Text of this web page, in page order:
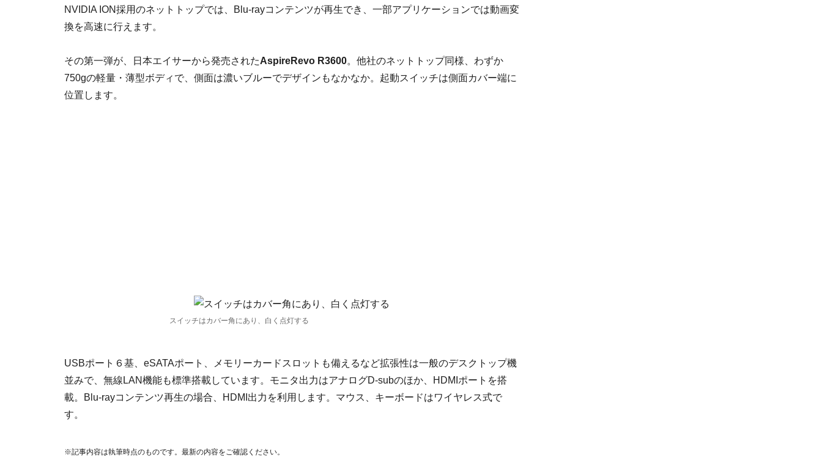
NVIDIA ION採用のネットトップでは、Blu-rayコンテンツが再生でき、一部アプリケーションでは動画変
換を高速に行えます。
その第一弾が、日本エイサーから発売されたAspireRevo R3600。他社のネットトップ同様、わずか
750gの軽量・薄型ボディで、側面は濃いブルーでデザインもなかなか。起動スイッチは側面カバー端に
位置します。
スイッチはカバー角にあり、白く点灯する
USBポート６基、eSATAポート、メモリーカードスロットも備えるなど拡張性は一般のデスクトップ機
並みで、無線LAN機能も標準搭載しています。モニタ出力はアナログD-subのほか、HDMIポートを搭
載。Blu-rayコンテンツ再生の場合、HDMI出力を利用します。マウス、キーボードはワイヤレス式で
す。
※記事内容は執筆時点のものです。最新の内容をご確認ください。